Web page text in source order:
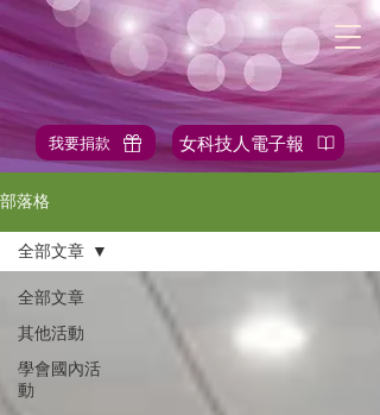
我要捐款 女科技人電子報
部落格
全部文章
其他活動
學會國內活
動
全部文章